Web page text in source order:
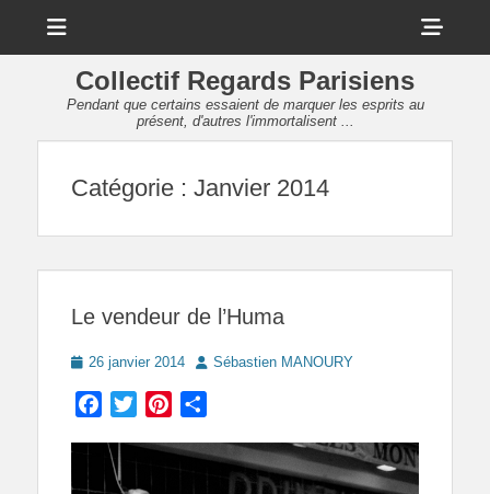
Collectif Regards Parisiens
Pendant que certains essaient de marquer les esprits au
présent, d'autres l'immortalisent ...
Catégorie : Janvier 2014
Le vendeur de l’Huma
Posted
26 janvier 2014 Author
Sébastien MANOURY
Facebook
TwitterPinterest